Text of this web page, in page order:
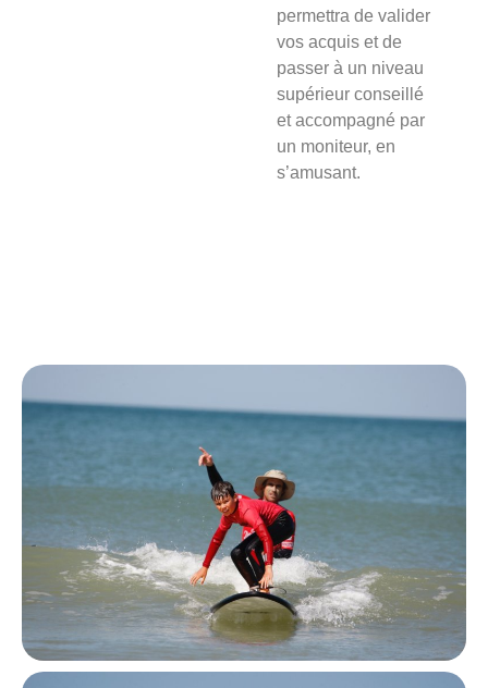
permettra de valider
vos acquis et de
passer à un niveau
supérieur conseillé
et accompagné par
un moniteur, en
s’amusant.